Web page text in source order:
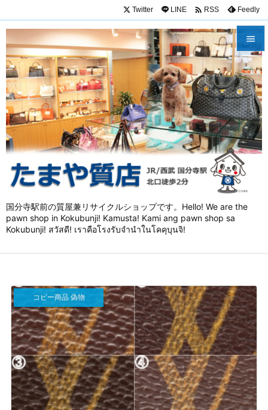
国分寺駅前の質屋兼リサイクルショップです。Hello! We are the
pawn shop in Kokubunji! Kamusta! Kami ang pawn shop sa
Kokubunji! สวัสดี! เราคือโรงรับจำนำในโคคุบุนจิ!


メニュ

サイド

前へ


Twitter LINE  RSS Feedly
コピー商品 偽物